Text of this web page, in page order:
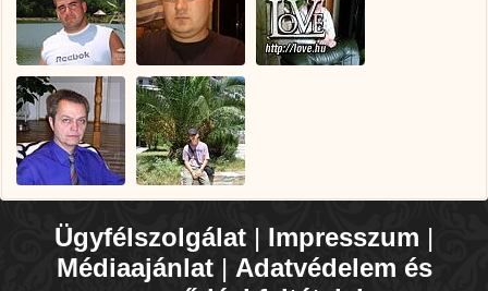
Ügyfélszolgálat | Impresszum |
Médiaajánlat| Adatvédelem és